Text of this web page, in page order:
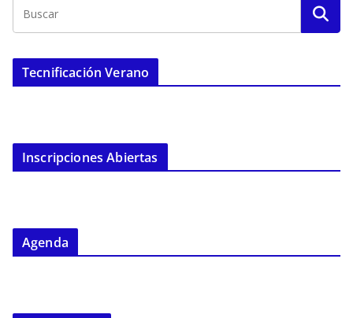
Tecnificación Verano
Inscripciones Abiertas
Agenda